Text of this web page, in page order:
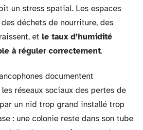
un stress spatial. Les espaces
déchets de nourriture, des
et le taux d’humidité
à réguler correctement.
documentent
réseaux sociaux des pertes de
un nid trop grand installé trop
: une colonie reste dans son tube